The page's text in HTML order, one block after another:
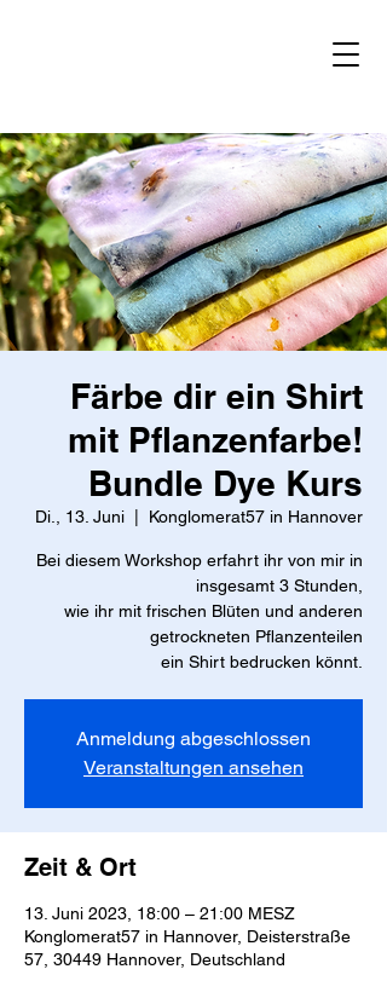
Färbe dir ein Shirt
mit Pflanzenfarbe!
Bundle Dye Kurs
Di., 13. Juni Konglomerat57 in Hannover
Bei diesem Workshop erfahrt ihr von mir in
insgesamt 3 Stunden,
wie ihr mit frischen Blüten und anderen
getrockneten Pflanzenteilen
Anmeldung abgeschlossen
Veranstaltungen ansehen
Zeit & Ort
13. Juni 2023, 18:00 – 21:00 MESZ
Konglomerat57 in Hannover, Deisterstraße
57, 30449 Hannover, Deutschland